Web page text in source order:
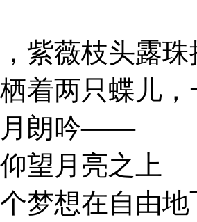
薇枝头露珠
两只蝶儿，
月朗吟——
月亮之上
想在自由地